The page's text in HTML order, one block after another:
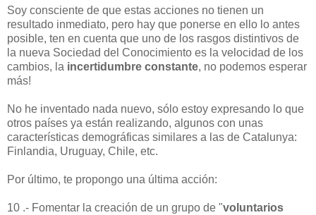
Soy consciente de que estas acciones no tienen un
resultado inmediato, pero hay que ponerse en ello lo antes
posible, ten en cuenta que uno de los rasgos distintivos de
la nueva Sociedad del Conocimiento es la velocidad de los
cambios, la incertidumbre constante, no podemos esperar
más!
No he inventado nada nuevo, sólo estoy expresando lo que
otros países ya están realizando, algunos con unas
características demográficas similares a las de Catalunya:
Finlandia, Uruguay, Chile, etc.
Por último, te propongo una última acción:
10 .- Fomentar la creación de un grupo de "voluntarios